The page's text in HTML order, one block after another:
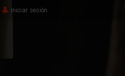
Iniciar sesión